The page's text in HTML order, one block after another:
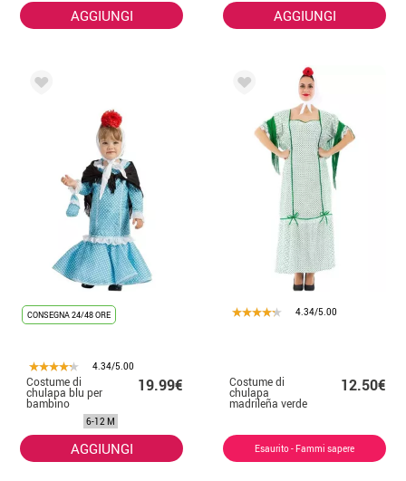
AGGIUNGI AGGIUNGI
CONSEGNA 24/48 ORE
4.34/5.00
Costume di
chulapa blu per
bambino
19.99€
6-12 M
AGGIUNGI
4.34/5.00
Costume di
chulapa
madrileña verde
12.50€
Esaurito - Fammi sapere